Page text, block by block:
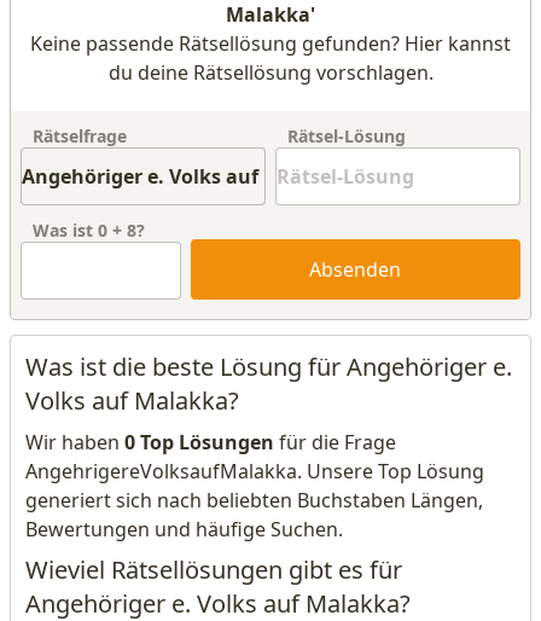
Malakka'
Keine passende Rätsellösung gefunden? Hier kannst
du deine Rätsellösung vorschlagen.
Rätselfrage Rätsel-Lösung
Was ist 0 + 8?
Absenden
Was ist die beste Lösung für Angehöriger e.
Volks auf Malakka?
Wir haben 0 Top Lösungen für die Frage
AngehrigereVolksaufMalakka. Unsere Top Lösung
generiert sich nach beliebten Buchstaben Längen,
Bewertungen und häufige Suchen.
Wieviel Rätsellösungen gibt es für
Angehöriger e. Volks auf Malakka?